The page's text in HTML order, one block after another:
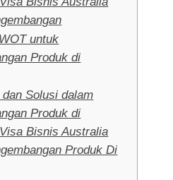
untuk
Produk di
dan Solusi dalam
Produk di
Bisnis Australia
Produk Di